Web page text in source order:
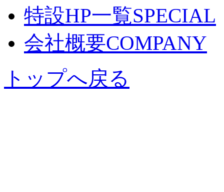
特設HP一覧SPECIAL
会社概要COMPANY
トップへ戻る